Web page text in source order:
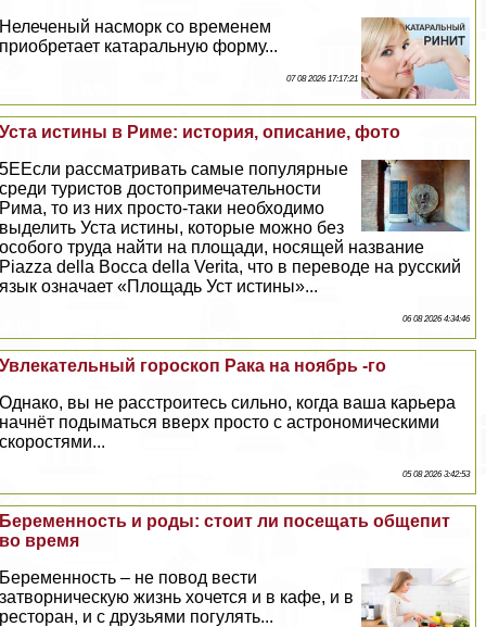
Нелеченый насморк со временем
приобретает катаральную форму...
07 08 2026 17:17:21
Уста истины в Риме: история, описание, фото
5EЕсли рассматривать самые популярные
среди туристов достопримечательности
Рима, то из них просто-таки необходимо
выделить Уста истины, которые можно без
особого труда найти на площади, носящей название
Piazza della Bocca della Verita, что в переводе на русский
язык означает «Площадь Уст истины»...
06 08 2026 4:34:46
Увлекательный гороскоп Paка на ноябрь -го
Однако, вы не расстроитесь сильно, когда ваша карьера
начнёт подыматься вверх просто с астрономическими
скоростями...
05 08 2026 3:42:53
Беременность и роды: стоит ли посещать общепит
во время
Беременность – не повод вести
затворническую жизнь хочется и в кафе, и в
ресторан, и с друзьями погулять...